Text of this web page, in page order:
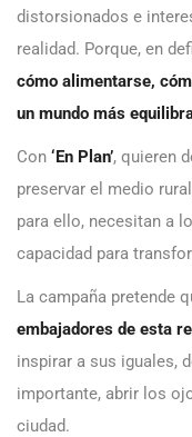
distorsionados e
realidad. Porque, en
cómo alimentarse,
un mundo más
Con ‘En Plan’, quieren
preservar el medio
para ello, necesitan a
capacidad para
La campaña pretende
embajadores de esta
inspirar a sus iguales,
importante, abrir los
ciudad.